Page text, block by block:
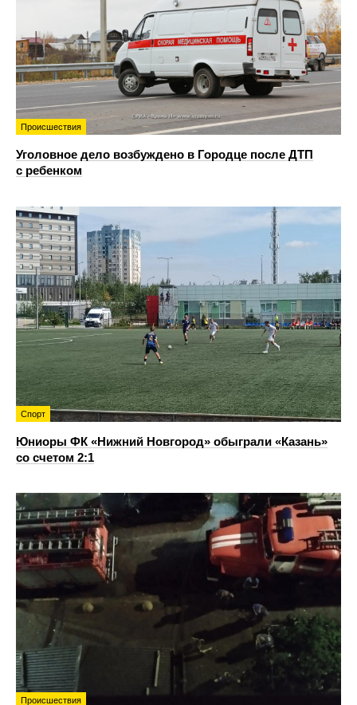
Происшествия
Уголовное дело возбуждено в Городце после ДТП
с ребенком
Спорт
Юниоры ФК «Нижний Новгород» обыграли «Казань»
со счетом 2:1
Происшествия